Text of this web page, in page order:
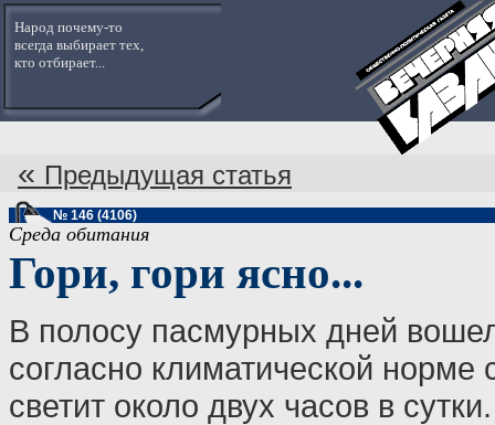
Народ почему-то
всегда выбирает тех,
кто отбирает...
« Предыдущая статья
№ 146 (4106)
Среда обитания
Гори, гори ясно...
В полосу пасмурных дней
согласно климатической норме
светит около двух часов в